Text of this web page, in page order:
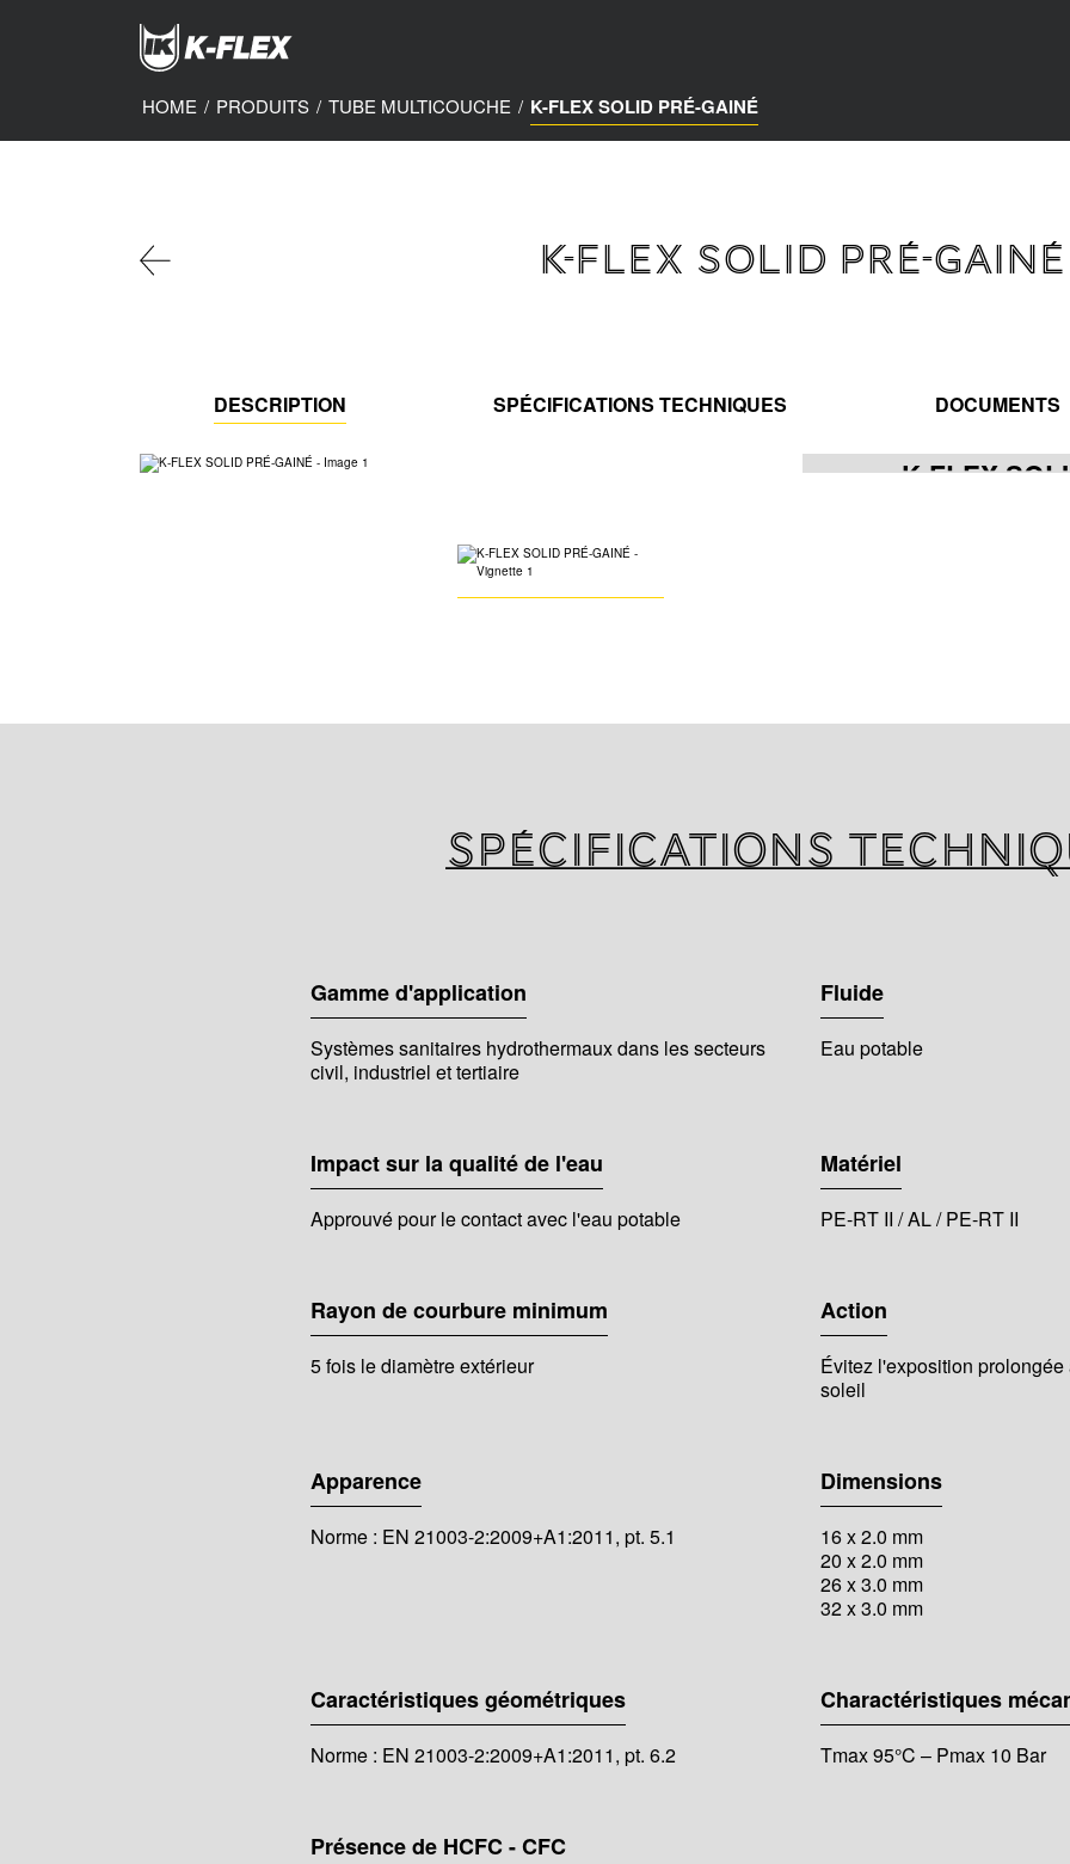
HOME / PRODUITS / TUBE MULTICOUCHE / K-FLEX SOLID PRÉ-GAINÉ
K-FLEX SOLID PRÉ-GAINÉ
DESCRIPTION SPÉCIFICATIONS TECHNIQUES DOCUMENTS
K-FLEX
Spécifications
Gamme d'application
Systèmes sanitaires hydrothermaux dans les secteurs
civil, industriel et tertiaire
Fluide
Eau potable
Impact sur la qualité de l'eau
Approuvé pour le contact avec l'eau potable
Matériel
PE-RT II / AL / PE-RT II
Rayon de courbure minimum
5 fois le diamètre extérieur
Action
Évitez l'exposition
soleil
Apparence
Norme : EN 21003-2:2009+A1:2011, pt. 5.1
Dimensions
16 x 2.0 mm
20 x 2.0 mm
26 x 3.0 mm
32 x 3.0 mm
Caractéristiques géométriques
Norme : EN 21003-2:2009+A1:2011, pt. 6.2
Charactéristiques
Tmax 95°C – Pmax 10 Bar
Présence de HCFC - CFC